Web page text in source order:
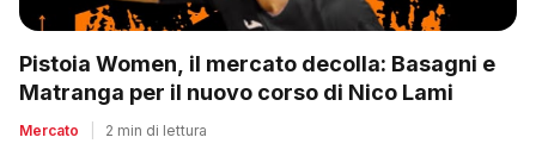
Pistoia Women, il mercato decolla: Basagni e
Matranga per il nuovo corso di Nico Lami
Mercato 2 min di lettura